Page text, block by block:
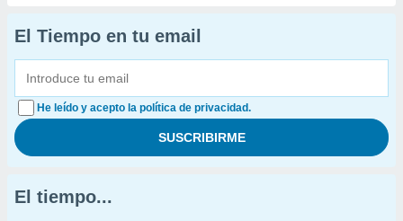
El Tiempo en tu email
He leído y acepto la política de privacidad.
El tiempo...